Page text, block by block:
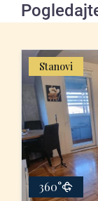
Stanovi
360°